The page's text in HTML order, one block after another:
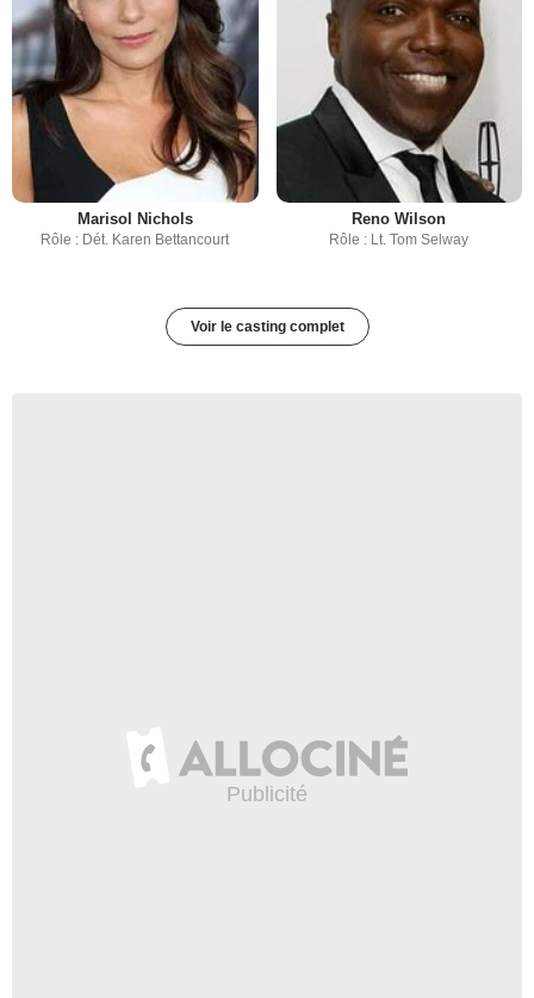
Marisol Nichols
Rôle : Dét. Karen Bettancourt
Reno Wilson
Rôle : Lt. Tom Selway
Voir le casting complet